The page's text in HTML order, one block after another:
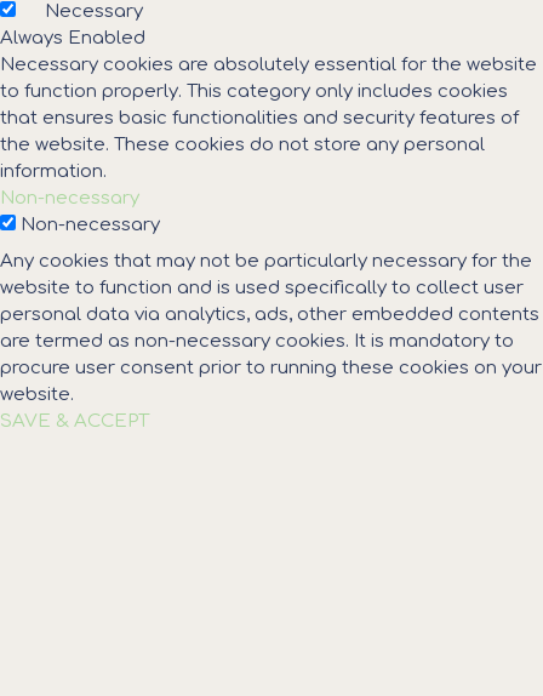
Necessary
Always Enabled
Necessary cookies are absolutely essential for the website
to function properly. This category only includes cookies
that ensures basic functionalities and security features of
the website. These cookies do not store any personal
information.
Non-necessary
Non-necessary
Any cookies that may not be particularly necessary for the
website to function and is used specifically to collect user
personal data via analytics, ads, other embedded contents
are termed as non-necessary cookies. It is mandatory to
procure user consent prior to running these cookies on your
website.
SAVE & ACCEPT